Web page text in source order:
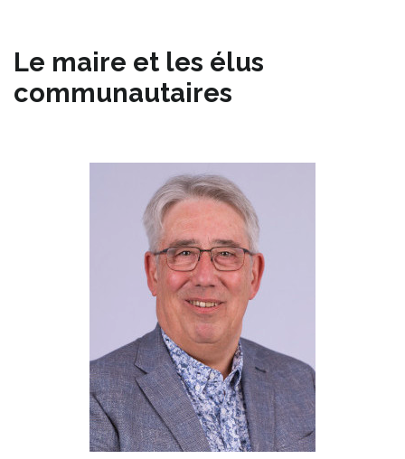
Le maire et les élus
communautaires